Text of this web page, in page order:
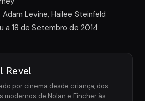
Adam Levine, Hailee Steinfeld
a 18 de Setembro de 2014
Revel
por cinema desde criança, dos
modernos de Nolan e Fincher às